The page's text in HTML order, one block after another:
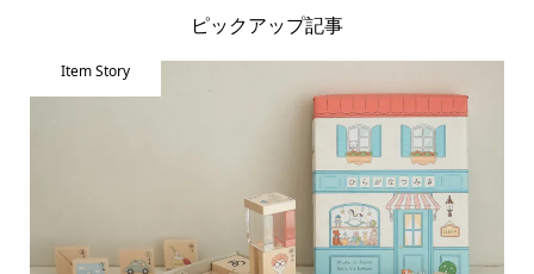
ピックアップ記事
Item Story